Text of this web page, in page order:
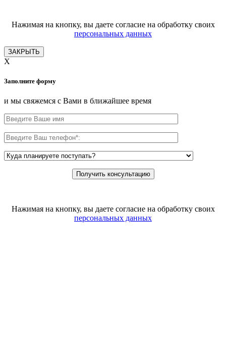
Нажимая на кнопку, вы даете согласие на обработку своих
персональных данных
ЗАКРЫТЬ
X
Заполните форму
и мы свяжемся с Вами в ближайшее время
Нажимая на кнопку, вы даете согласие на обработку своих
персональных данных